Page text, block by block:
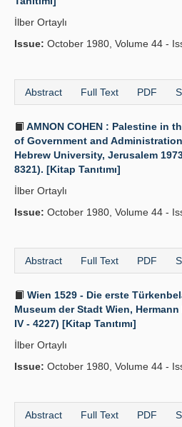
İlber Ortaylı
Issue: October 1980, Volume 44 -
Abstract Full Text PDF
AMNON COHEN : Palestine in
of Government and
Hebrew University, Jerusalem
8321). [Kitap Tanıtımı]
İlber Ortaylı
Issue: October 1980, Volume 44 -
Abstract Full Text PDF
Wien 1529 - Die erste
Museum der Stadt Wien,
IV - 4227) [Kitap Tanıtımı]
İlber Ortaylı
Issue: October 1980, Volume 44 -
Abstract Full Text PDF